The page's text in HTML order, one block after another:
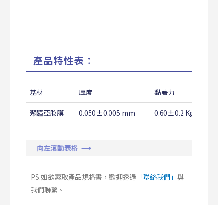
產品特性表：
基材 厚度 黏著力
聚醯亞胺膜 0.050±0.005 mm 0.60±0.2 Kg/25mm
向左滾動表格 ⟶
P.S.如欲索取產品規格書，歡迎透過 「聯絡我們」 與
我們聯繫。